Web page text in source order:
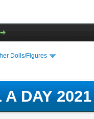
Dolls/Figures
DAY 2021